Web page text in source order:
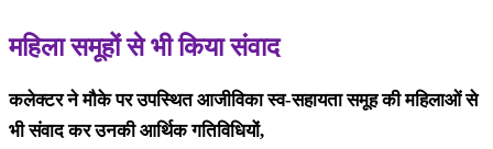
महिला समूहों से भी किया संवाद
कलेक्टर ने मौके पर उपस्थित आजीविका स्व-सहायता समूह की महिलाओं से
भी संवाद कर उनकी आर्थिक गतिविधियों,